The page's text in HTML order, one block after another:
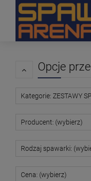
Opcje
Kategorie: ZESTAWY
Producent: (wybierz)
Rodzaj spawarki:
Cena: (wybierz)